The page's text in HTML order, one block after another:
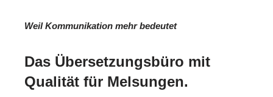
Weil Kommunikation mehr bedeutet
Das Übersetzungsbüro mit
Qualität für Melsungen.